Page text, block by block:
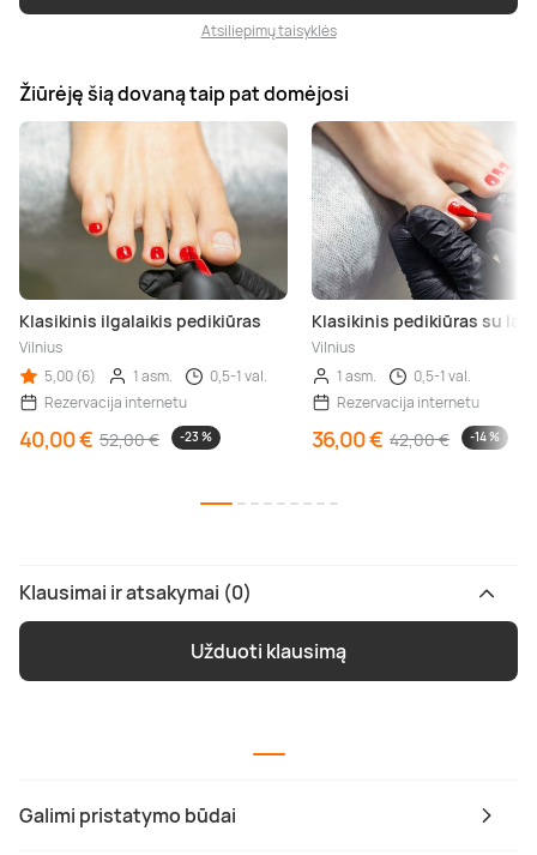
Galimi pristatymo būdai
Atsiliepimų taisyklės
Žiūrėję šią dovaną taip pat domėjosi
Klasikinis ilgalaikis pedikiūras
Vilnius
5,00 (6)
1 asm.
0,5-1 val.
Rezervacija internetu
40,00 € 52,00 € -23 %
Klasikinis pedikiūras su
Vilnius
1 asm.
0,5-1 val.
Rezervacija internetu
36,00 € 42,00 € -14 %
Klausimai ir atsakymai (0)
Užduoti klausimą